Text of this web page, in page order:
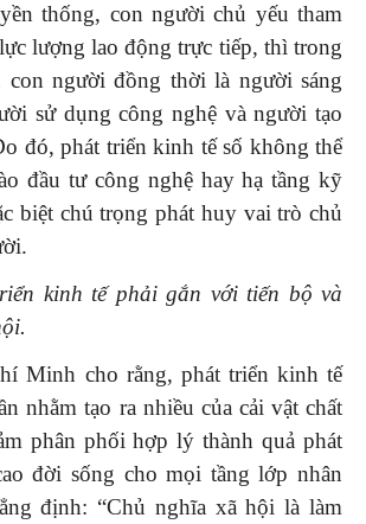
thống, con người chủ yếu tham
lượng lao động trực tiếp, thì trong
con người đồng thời là người sáng
sử dụng công nghệ và người tạo
đó, phát triển kinh tế số không thể
đầu tư công nghệ hay hạ tầng kỹ
biệt chú trọng phát huy vai trò chủ
kinh tế phải gắn với tiến bộ và
Minh cho rằng, phát triển kinh tế
nhằm tạo ra nhiều của cải vật chất
phân phối hợp lý thành quả phát
đời sống cho mọi tầng lớp nhân
định: “Chủ nghĩa xã hội là làm